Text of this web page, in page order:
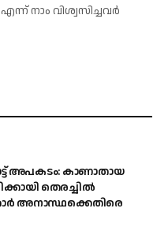
നാം വിശ്വസിച്ചവര്‍
അപകടം: കാണാതായ
തെരച്ചിൽ
അനാസ്ഥക്കെതിരെ